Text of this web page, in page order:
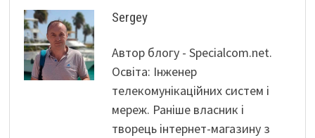
Sergey
Автор блогу - Specialcom.net.
Освіта: Інженер
телекомунікаційних систем і
мереж. Раніше власник і
творець інтернет-магазину з